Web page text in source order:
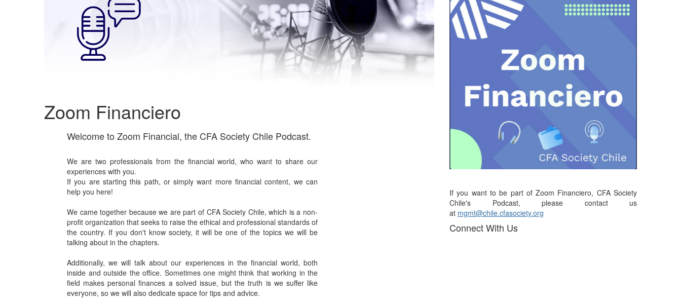
Zoom Financiero
Welcome to Zoom Financial, the CFA Society Chile Podcast.
We are two professionals from the financial world, who want to share our
experiences with you.
If you are starting this path, or simply want more financial content, we can
help you here!
We came together because we are part of CFA Society Chile, which is a non-
profit organization that seeks to raise the ethical and professional standards of
the country. If you don't know society, it will be one of the topics we will be
talking about in the chapters.
Additionally, we will talk about our experiences in the financial world, both
inside and outside the office. Sometimes one might think that working in the
field makes personal finances a solved issue, but the truth is we suffer like
everyone, so we will also dedicate space for tips and advice.
If you want to be part of Zoom Financiero, CFA Society
Chile's Podcast, please contact us
at mgmt@chile.cfasociety.org
Connect With Us